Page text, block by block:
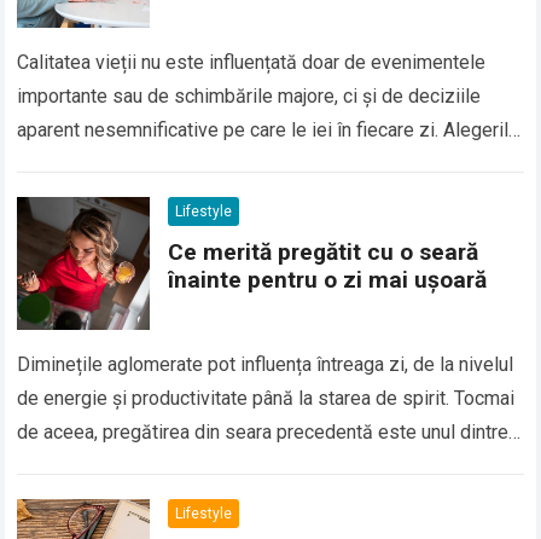
Calitatea vieții nu este influențată doar de evenimentele
importante sau de schimbările majore, ci și de deciziile
aparent nesemnificative pe care le iei în fiecare zi. Alegerile
Lifestyle
Ce merită pregătit cu o seară
înainte pentru o zi mai ușoară
Diminețile aglomerate pot influența întreaga zi, de la nivelul
de energie și productivitate până la starea de spirit. Tocmai
de aceea, pregătirea din seara precedentă este unul dintre
Lifestyle